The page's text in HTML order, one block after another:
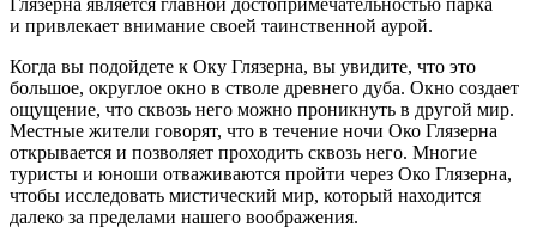
и привлекает внимание своей таинственной аурой.
Когда вы подойдете к Оку Глязерна, вы увидите, что это
большое, округлое окно в стволе древнего дуба. Окно создает
ощущение, что сквозь него можно проникнуть в другой мир.
Местные жители говорят, что в течение ночи Око Глязерна
открывается и позволяет проходить сквозь него. Многие
туристы и юноши отваживаются пройти через Око Глязерна,
чтобы исследовать мистический мир, который находится
далеко за пределами нашего воображения.